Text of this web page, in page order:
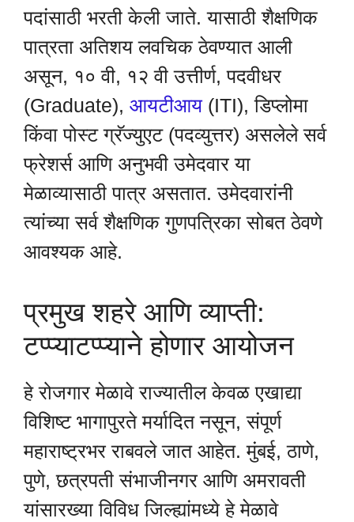
पदांसाठी भरती केली जाते. यासाठी शैक्षणिक
पात्रता अतिशय लवचिक ठेवण्यात आली
असून, १० वी, १२ वी उत्तीर्ण, पदवीधर
(Graduate), आयटीआय(ITI), डिप्लोमा
किंवा पोस्ट ग्रॅज्युएट (पदव्युत्तर) असलेले सर्व
फ्रेशर्स आणि अनुभवी उमेदवार या
मेळाव्यासाठी पात्र असतात. उमेदवारांनी
त्यांच्या सर्व शैक्षणिक गुणपत्रिका सोबत ठेवणे
आवश्यक आहे.
प्रमुख शहरे आणि व्याप्ती:
टप्प्याटप्प्याने होणार आयोजन
हे रोजगार मेळावे राज्यातील केवळ एखाद्या
विशिष्ट भागापुरते मर्यादित नसून, संपूर्ण
महाराष्ट्रभर राबवले जात आहेत. मुंबई, ठाणे,
पुणे, छत्रपती संभाजीनगर आणि अमरावती
यांसारख्या विविध जिल्ह्यांमध्ये हे मेळावे